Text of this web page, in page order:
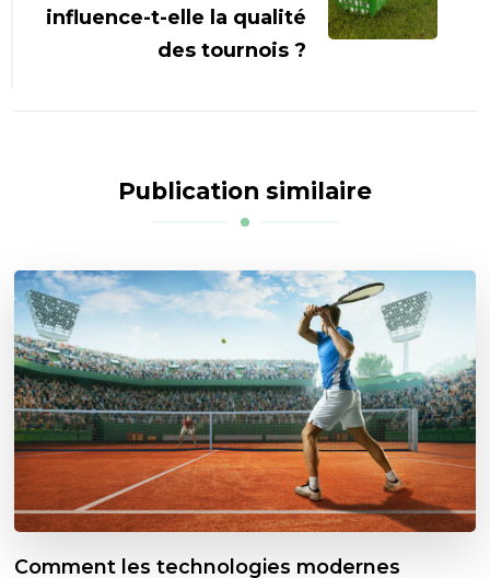
influence-t-elle la qualité
des tournois ?
Publication similaire
Comment les technologies modernes